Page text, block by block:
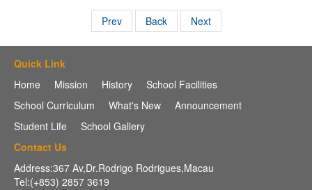
Prev Back Next
Quick Link
Home
Mission History
School Facilities
School Curriculum
What's New
Announcement
Student Life
School Gallery
Contact Us
Address:367 Av,Dr.Rodrigo Rodrigues,Macau
Tel:(+853) 2857 3619